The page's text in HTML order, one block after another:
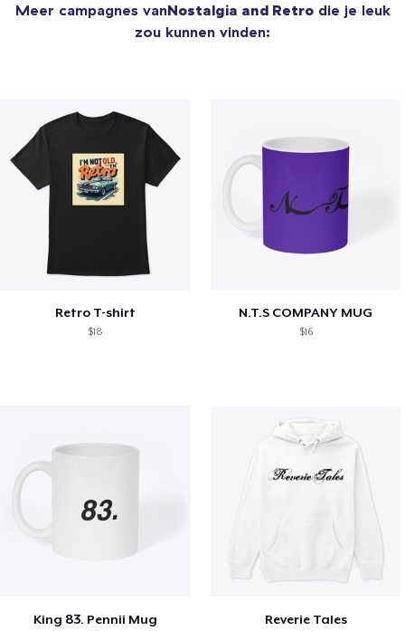
Meer campagnes vanNostalgia and Retrodie je leuk
zou kunnen vinden:
Retro T-shirt
$18
N.T.S COMPANY MUG
$16
King 83. Pennii Mug Reverie Tales